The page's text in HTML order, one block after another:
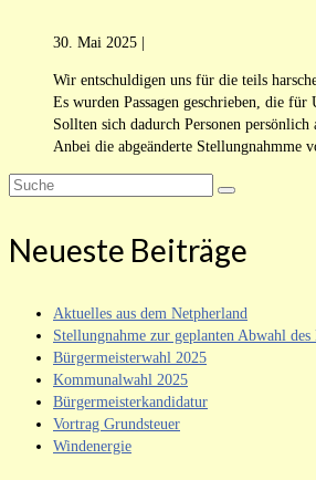
30. Mai 2025
Wir entschuldigen uns für die teils
Es wurden Passagen geschrieben, die
Sollten sich dadurch Personen
Anbei die abgeänderte Stellungnahmme
Suche
Neueste Beiträge
Aktuelles aus dem Netpherland
Stellungnahme zur geplanten Abwahl des
Bürgermeisterwahl 2025
Kommunalwahl 2025
Bürgermeisterkandidatur
Vortrag Grundsteuer
Windenergie